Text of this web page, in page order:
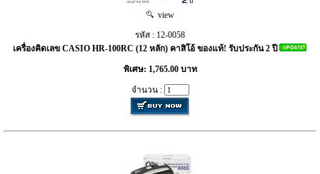
view
รหัส : 12-0058
เครื่องคิดเลข CASIO HR-100RC (12 หลัก) คาสิโอ้ ของแท้! รับประกัน 2 ปี
พิเศษ: 1,765.00 บาท
จำนวน :